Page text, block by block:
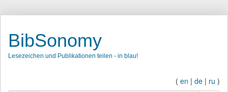
BibSonomy
Lesezeichen und Publikationen teilen - in blau!
( en | de | ru )